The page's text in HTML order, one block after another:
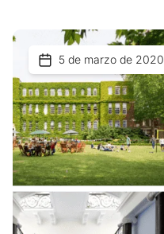
5 de marzo de 2020